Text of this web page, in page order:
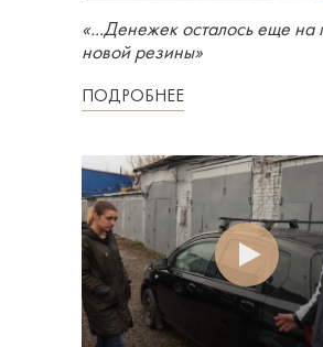
«...Денежек осталось еще на
новой резины»
ПОДРОБНЕЕ